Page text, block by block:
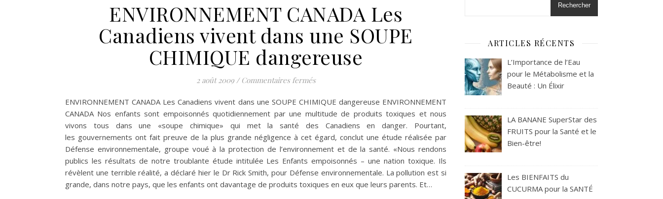
ENVIRONNEMENT CANADA Les
Canadiens vivent dans une SOUPE
CHIMIQUE dangereuse
2 août 2009 / Commentaires ferméssur ENVIRONNEMENT CANADA Les Canadiens vivent dans une SOUPE CHIMIQUE dangereuse
ENVIRONNEMENT CANADA Les Canadiens vivent dans une SOUPE CHIMIQUE dangereuse ENVIRONNEMENT
CANADA Nos enfants sont empoisonnés quotidiennement par une multitude de produits toxiques et nous
vivons tous dans une «soupe chimique» qui met la santé des Canadiens en danger. Pourtant,
les gouvernements ont fait preuve de la plus grande négligence à cet égard, conclut une étude réalisée par
Défense environnementale, groupe voué à la protection de l’environnement et de la santé. «Nous rendons
publics les résultats de notre troublante étude intitulée Les Enfants empoisonnés – une nation toxique. Ils
révèlent une terrible réalité, a déclaré hier le Dr Rick Smith, pour Défense environnementale. La pollution est si
grande, dans notre pays, que les enfants ont davantage de produits toxiques en eux que leurs parents. Et…
Rechercher
ARTICLES RÉCENTS
L’Importance de l’Eau
pour le Métabolisme et la
Beauté : Un Élixir
LA BANANE SuperStar des
FRUITS pour la Santé et le
Bien-être!
Les BIENFAITS du
CUCURMA pour la SANTÉ